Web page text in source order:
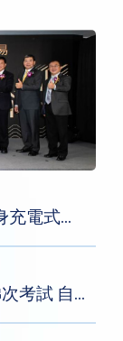
總局 - 經濟部標準局嚴格把關隨身充電式電器商品安全
總局 - 115年計量技術人員第二梯次考試 自7月13日起開放報名